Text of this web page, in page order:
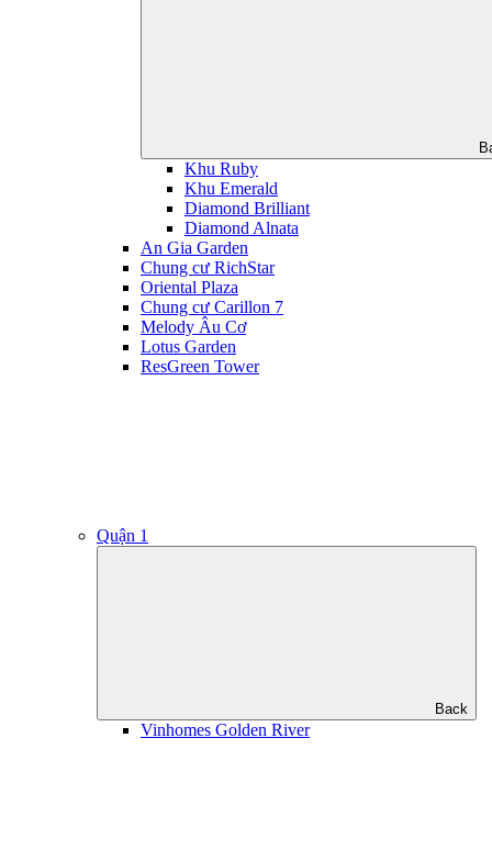
Khu Ruby
Khu Emerald
Diamond Brilliant
Diamond Alnata
An Gia Garden
Chung cư RichStar
Oriental Plaza
Chung cư Carillon 7
Melody Âu Cơ
Lotus Garden
ResGreen Tower
Quận 1
Back
Vinhomes Golden River